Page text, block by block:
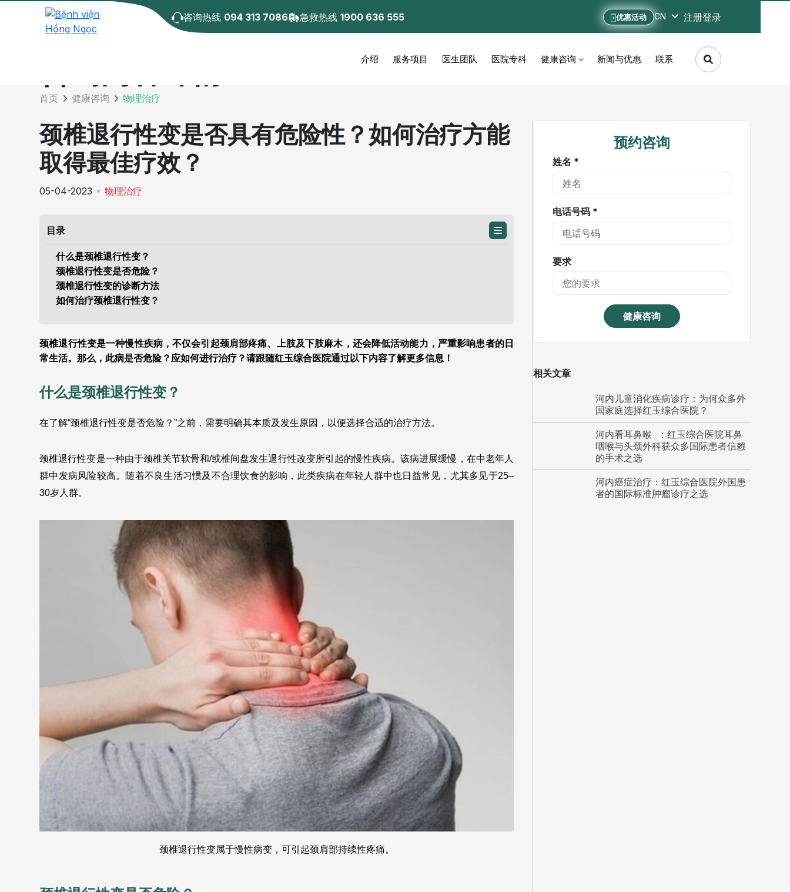
咨询热线 094 313 7086 急救热线1900 636 555 优惠活动 CN 注册登录
介绍 服务项目 医生团队 医院专科 健康咨询 新闻与优惠 联系
首页 健康咨询 物理治疗
颈椎退行性变是否具有危险性？如何治疗方能
取得最佳疗效？
05-04-2023 物理治疗
目录
什么是颈椎退行性变？
颈椎退行性变是否危险？
颈椎退行性变的诊断方法
如何治疗颈椎退行性变？
颈椎退行性变是一种慢性疾病，不仅会引起颈肩部疼痛、上肢及下肢麻木，还会降低活动能力，严重影响患者的日
常生活。那么，此病是否危险？应如何进行治疗？请跟随红玉综合医院通过以下内容了解更多信息！
什么是颈椎退行性变？
在了解“颈椎退行性变是否危险？”之前，需要明确其本质及发生原因，以便选择合适的治疗方法。
颈椎退行性变是一种由于颈椎关节软骨和/或椎间盘发生退行性改变所引起的慢性疾病。该病进展缓慢，在中老年人
群中发病风险较高。随着不良生活习惯及不合理饮食的影响，此类疾病在年轻人群中也日益常见，尤其多见于25–
30岁人群。
颈椎退行性变属于慢性病变，可引起颈肩部持续性疼痛。
预约咨询
姓名 *
电话号码 *
要求
健康咨询
相关文章
河内儿童消化疾病诊疗：为何众多外
国家庭选择红玉综合医院？
河内看耳鼻喉 ：红玉综合医院耳鼻
咽喉与头颈外科获众多国际患者信赖
的手术之选
河内癌症治疗：红玉综合医院外国患
者的国际标准肿瘤诊疗之选